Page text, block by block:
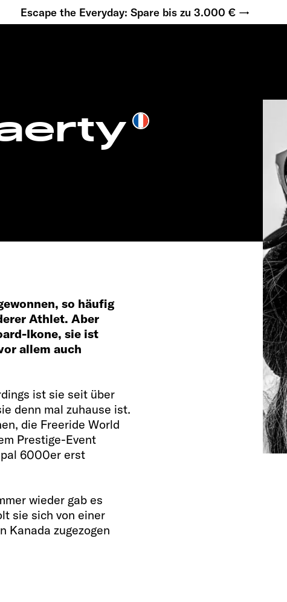
Escape the Everyday: Spare bis zu 3.000 € →
so häufig
Athlet. Aber
Ikone, sie ist
allem auch
ist sie seit über
denn mal zuhause ist.
die Freeride World
Prestige-Event
6000er erst
wieder gab es
sie sich von einer
Kanada zugezogen